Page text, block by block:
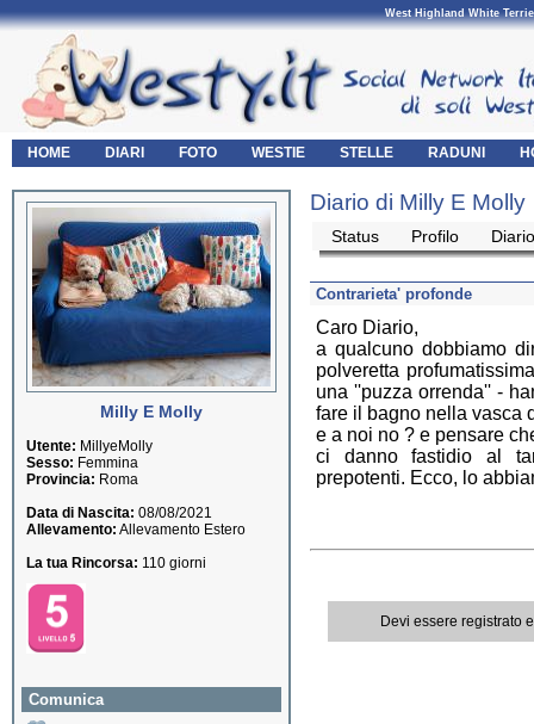
West Highland White
HOME DIARI FOTO WESTIE STELLE RADUNI
Milly E Molly
Utente: MillyeMolly
Sesso: Femmina
Provincia: Roma
Data di Nascita: 08/08/2021
Allevamento: Allevamento Estero
La tua Rincorsa: 110 giorni
Comunica
Diario di Milly E Molly
Status Profilo Diario
Contrarieta' profonde
Caro Diario,
a qualcuno dobbiamo
polveretta
una ''puzza orrenda'' -
fare il bagno nella vasca
e a noi no ? e pensare
ci danno fastidio al
prepotenti. Ecco, lo
Devi essere registrato